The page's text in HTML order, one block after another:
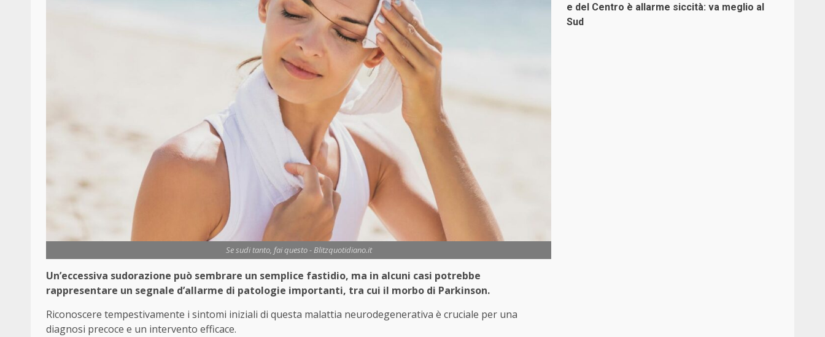
Se sudi tanto, fai questo - Blitzquotidiano.it
Un’eccessiva sudorazione può sembrare un semplice fastidio, ma in alcuni casi potrebbe
rappresentare un segnale d’allarme di patologie importanti, tra cui il morbo di Parkinson.
Riconoscere tempestivamente i sintomi iniziali di questa malattia neurodegenerativa è cruciale per una
diagnosi precoce e un intervento efficace.
e del Centro è allarme siccità: va meglio al
Sud